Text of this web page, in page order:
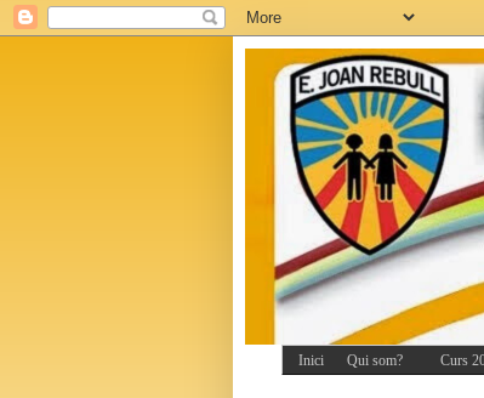
Inici Qui som? Curs